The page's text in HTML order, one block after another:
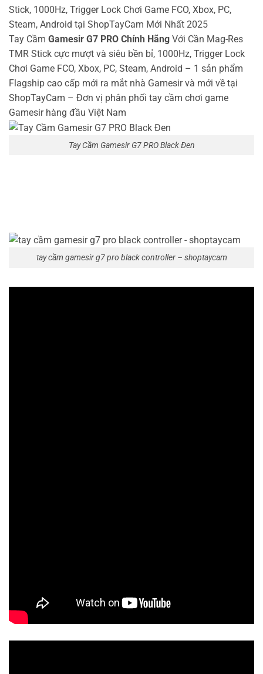
Stick, 1000Hz, Trigger Lock Chơi Game FCO, Xbox, PC,
Steam, Android tại ShopTayCam Mới Nhất 2025
Tay Cầm Gamesir G7 PRO Chính Hãng Với Cần Mag-Res
TMR Stick cực mượt và siêu bền bỉ, 1000Hz, Trigger Lock
Chơi Game FCO, Xbox, PC, Steam, Android – 1 sản phẩm
Flagship cao cấp mới ra mắt nhà Gamesir và mới về tại
ShopTayCam – Đơn vị phân phối tay cầm chơi game
Gamesir hàng đầu Việt Nam
Tay Cầm Gamesir G7 PRO Black Đen
tay cầm gamesir g7 pro black controller – shoptaycam